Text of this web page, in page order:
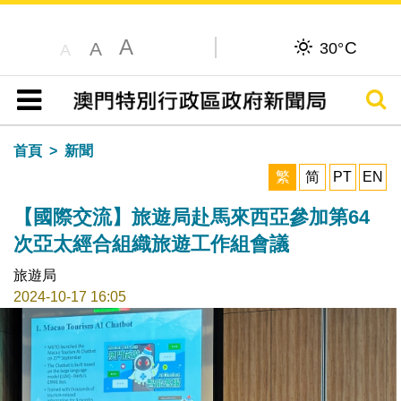
A A A 30°C
目錄
搜尋
首頁
新聞
繁
简 PT EN
【國際交流】旅遊局赴馬來西亞參加第64
次亞太經合組織旅遊工作組會議
旅遊局
2024-10-17 16:05